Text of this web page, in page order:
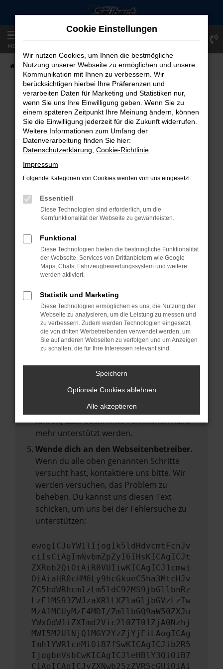
Zum
springen
MENÜ
Startseite Fahrzeugangebote Fahrzeug-Showroom
FAHRZEUG-SHOWROOM
FEHLER: NETWORK ERROR
Beim Laden ist ein Fehler aufgetreten.
Hier sind ein paar Tipps, die dir helfen können:
Überprüfe deine Firewall und deine
Internetverbindung.
Laden andere Webseiten, zum Beispiel
Prüfe deine Browsererweiterungen.
Manche Erweiterungen, wie Werbeblocker,
können das Laden bestimmter Seiten
anderen Browser oder in einem privaten
Fenster?
Starte dein Gerät neu.
Das kann manchmal helfen,
vorübergehende Probleme zu beheben.
Betriebssystem auf dem neuesten Stand
Veraltete Software birgt nicht nur ein
Sicherheitsrisiko, sondern kann auch dazu
führen, dass bestimmte Funktionen nicht
mehr unterstützt werden.
Wende dich an den Webseitenbetreiber.
Wenn du alle oben genannten Schritte
versucht hast, kontaktiere uns bitte. Wir
werden versuchen, das Problem zu
beheben. Du kannst uns diesen Text
schicken, um uns bei der Fehlersuche zu
unterstützen:
ewogICJuYW1lIjogIk5ldHdvcmtFcnJv
ciIsCiAgImNvbmZpZyI6IHsKICAgICJt
ZXRob2QiOiAiR0VUIiwKICAgICJ1cmwi
OiAiaHR0cHM6Ly9hcGkueC5ha3MtcHJv
ZC5hdWRhcmlzLm5ldC92MS9jbGllbnRz
LzE1MS93ZWJzaXRlLXZlaGljbGVzLzIw
MzA1MCUyMzE4MDI/ZmllbGQ9aW50ZXJu
YWxOdW1iZXImd2Vic2l0ZT01ZjA0Nzhj
MWI5M2U1NjQ1MGY2YzZjYjEiLAogICAg
ImhlYWRlcnMiOiB7fSwKICAgICJib2R5
IjogbnVsbCwKICAgICJleHBlY3QiOiB7
CiAgICAgICJyZXNwb25zZVR5cGUiOiAi
Cookie Einstellungen
Wir nutzen Cookies, um Ihnen die bestmögliche
Nutzung unserer Webseite zu ermöglichen und unsere
Kommunikation mit Ihnen zu verbessern. Wir
berücksichtigen hierbei Ihre Präferenzen und
verarbeiten Daten für Marketing und Statistiken nur,
wenn Sie uns Ihre Einwilligung geben. Wenn Sie zu
einem späteren Zeitpunkt Ihre Meinung ändern, können
Sie die Einwilligung jederzeit für die Zukunft widerrufen.
Weitere Informationen zum Umfang der
Datenverarbeitung finden Sie hier:
Datenschutzerklärung Cookie-Richtlinie
Impressum
Folgende Kategorien von Cookies werden von uns eingesetzt:
Essentiell
Diese Technologien sind erforderlich, um die
Kernfunktionalität der Webseite zu gewährleisten.
Funktional
Diese Technologien bieten die bestmögliche Funktionalität
der Webseite. Services von Drittanbietern wie Google
Maps, Chats, Fahrzeugbewertungssystem und weitere
werden aktiviert.
Statistik und Marketing
Diese Technologien ermöglichen es uns, die Nutzung der
Webseite zu analysieren, um die Leistung zu messen und
zu verbessern. Zudem werden Technologien eingesetzt,
die von dritten Werbetreibenden verwendet werden, um
Sie auf anderen Webseiten zu verfolgen und um Anzeigen
zu schalten, die für Ihre Interessen relevant sind.
Speichern
Optionale Cookies ablehnen
Alle akzeptieren